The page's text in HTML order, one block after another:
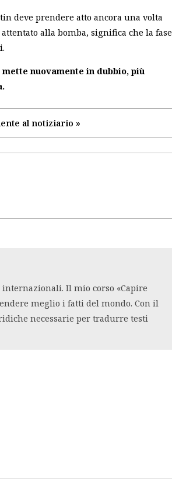
deve prendere atto ancora una volta
alla bomba, significa che la fase
nuovamente in dubbio, più
al notiziario »
Il mio corso «Capire
meglio i fatti del mondo. Con il
necessarie per tradurre testi